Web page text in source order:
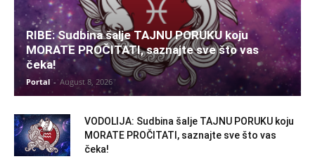
RIBE: Sudbina šalje TAJNU PORUKU koju
MORATE PROČITATI, saznajte sve što vas
čeka!
Portal - August 8, 2026
VODOLIJA: Sudbina šalje TAJNU PORUKU koju
MORATE PROČITATI, saznajte sve što vas
čeka!